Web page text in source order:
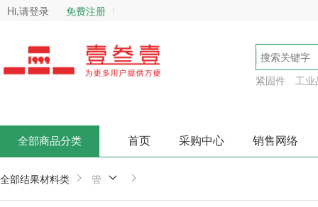
Hi,请登录 免费注册
紧固件 工业
全部商品分类 首页 采购中心 销售网络
全部结果材料类 管